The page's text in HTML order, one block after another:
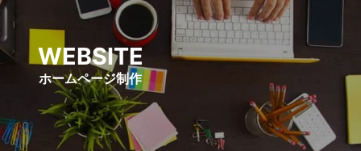
WEBSITE
ホームページ制作